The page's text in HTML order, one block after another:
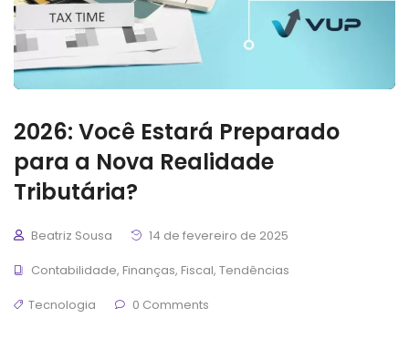
2026: Você Estará Preparado
para a Nova Realidade
Tributária?
Beatriz Sousa
14 de fevereiro de 2025
Contabilidade, Finanças, Fiscal, Tendências
Tecnologia
0 Comments